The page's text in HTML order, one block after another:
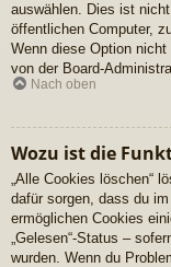
auswählen. Dies ist
öffentlichen Computer,
Wenn diese Option
von der Board-
Nach oben
Wozu ist die
„Alle Cookies löschen“
dafür sorgen, dass du
ermöglichen Cookies
„Gelesen“-Status –
wurden. Wenn du